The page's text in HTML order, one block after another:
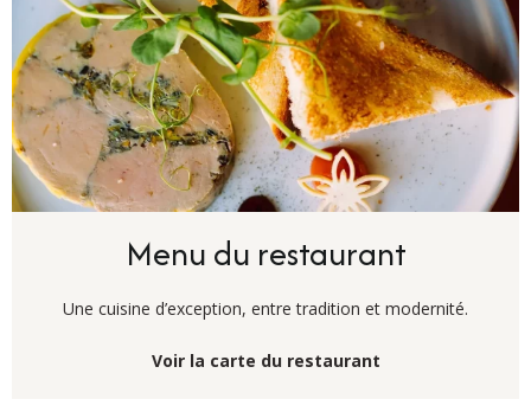
Menu du restaurant
Une cuisine d’exception, entre tradition et modernité.
Voir la carte du restaurant